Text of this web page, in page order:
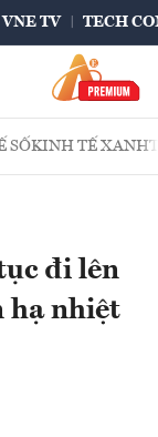
VNE TV TECH
SỐKINH TẾ XANH
đi lên
hạ nhiệt